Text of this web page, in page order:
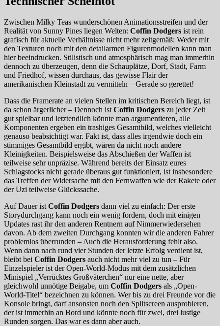
Zwischen Milky Teas wunderschönen Animationsstreifen und der
Realität von Sunny Pines liegen Welten: Coffin Dodgers ist rein
grafisch für aktuelle Verhältnisse nicht mehr zeitgemäß: Weder mit
den Texturen noch mit den detailarmen Figurenmodellen kann man
hier beeindrucken. Stilistisch und atmosphärisch mag man immerhin
dennoch zu überzeugen, denn die Schauplätze, Dorf, Stadt, Farm
und Friedhof, wissen durchaus, das gewisse Flair der
amerikanischen Kleinstadt zu vermitteln – Gerade so gerettet!
Dass die Framerate an vielen Stellen im kritischen Bereich liegt, ist
da schon ärgerlicher – Dennoch ist Coffin Dodgers zu jeder Zeit
gut spielbar und letztendlich könnte man argumentieren, alle
Komponenten ergeben ein trashiges Gesamtbild, welches vielleicht
genauso beabsichtigt war. Fakt ist, dass alles irgendwie doch ein
stimmiges Gesamtbild ergibt, wären da nicht noch andere
Kleinigkeiten. Beispielsweise das Abschießen der Waffen ist
teilweise sehr unpräzise. Während bereits der Einsatz eures
Schlagstocks nicht gerade überaus gut funktioniert, ist insbesondere
das Treffen der Widersache mit den Fernwaffen wie der Rakete oder
der Uzi teilweise Glückssache.
Auf Dauer ist Coffin Dodgers dann viel zu einfach: Der erste
Storydurchgang kann noch ein wenig fordern, doch mit einigen
Updates rast ihr den anderen Rentnern auf Nimmerwiedersehen
davon. Ab dem zweiten Durchgang konnten wir die anderen Fahrer
problemlos überrunden – Auch die Herausforderung fehlt also.
Wenn dann nach rund vier Stunden der letzte Erfolg verdient ist,
bleibt bei Coffin Dodgers auch nicht mehr viel zu tun – Für
Einzelspieler ist der Open-World-Modus mit dem zusätzlichen
Minispiel „Verrücktes Großväterchen“ nur eine nette, aber
gleichwohl unnötige Beigabe, um Coffin Dodgers als „Open-
World-Titel“ bezeichnen zu können. Wer bis zu drei Freunde vor die
Konsole bringt, darf ansonsten noch den Splitscreen ausprobieren,
der ist immerhin an Bord und könnte noch für zwei, drei lustige
Runden sorgen. Das war es dann aber auch.